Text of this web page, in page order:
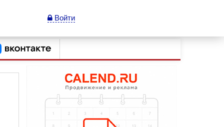
Войти